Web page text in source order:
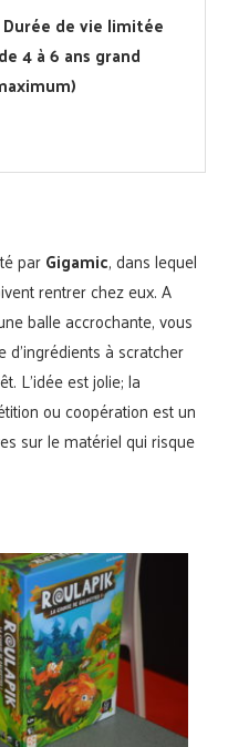
Durée de vie limitée
4 à 6 ans grand
parGigamic, dans lequel
rentrer chez eux. A
balle accrochante, vous
à scratcher
L’idée est jolie; la
ou coopération est un
sur le matériel qui risque